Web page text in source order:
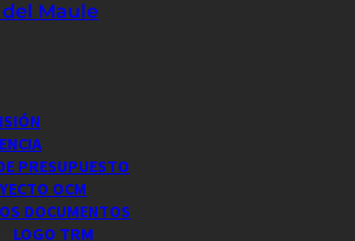
PRESUPUESTO
OCM
DOCUMENTOS
LOGO TRM